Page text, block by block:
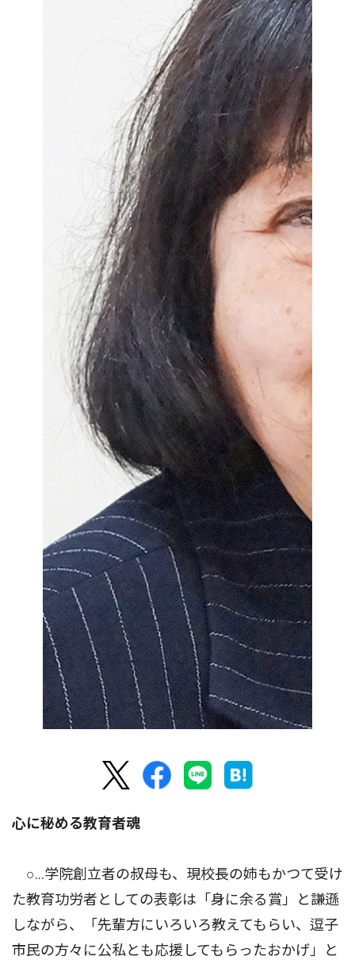
心に秘める教育者魂
○…学院創立者の叔母も、現校長の姉もかつて受け
た教育功労者としての表彰は「身に余る賞」と謙遜
しながら、「先輩方にいろいろ教えてもらい、逗子
市民の方々に公私とも応援してもらったおかげ」と